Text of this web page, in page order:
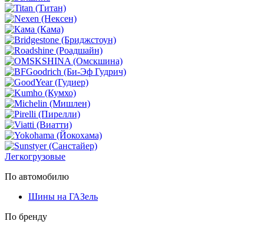
Легкогрузовые
По автомобилю
Шины на ГАЗель
По бренду